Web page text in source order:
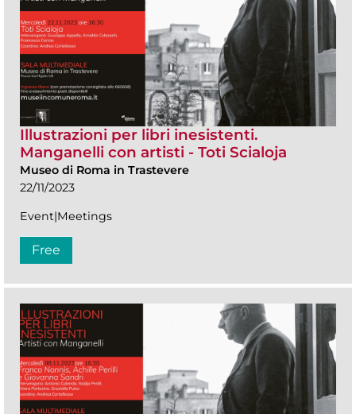
Illustrazioni per libri inesistenti.
Manganelli con artisti - Toti Scialoja
Museo di Roma in Trastevere
22/11/2023
Event|Meetings
Free